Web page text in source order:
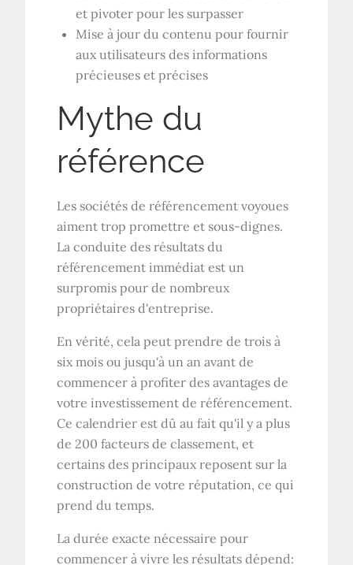
et pivoter pour les surpasser
Mise à jour du contenu pour fournir
aux utilisateurs des informations
précieuses et précises
Mythe du
référence
Les sociétés de référencement voyoues
aiment trop promettre et sous-dignes.
La conduite des résultats du
référencement immédiat est un
surpromis pour de nombreux
propriétaires d'entreprise.
En vérité, cela peut prendre de trois à
six mois ou jusqu'à un an avant de
commencer à profiter des avantages de
votre investissement de référencement.
Ce calendrier est dû au fait qu'il y a plus
de 200 facteurs de classement, et
certains des principaux reposent sur la
construction de votre réputation, ce qui
prend du temps.
La durée exacte nécessaire pour
commencer à vivre les résultats dépend: